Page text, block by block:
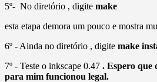
5º- No diretório , digite make
esta etapa demora um pouco e mostra
6º - Ainda no diretório , digite make
7º - Teste o inkscape 0.47 . Espero que
para mim funcionou legal.